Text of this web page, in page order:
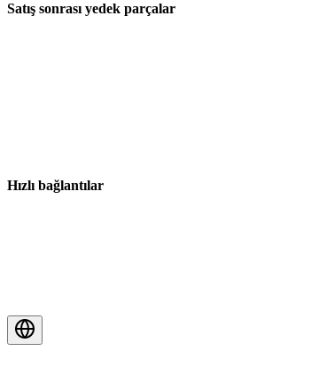
Satış sonrası yedek parçalar
Hızlı bağlantılar